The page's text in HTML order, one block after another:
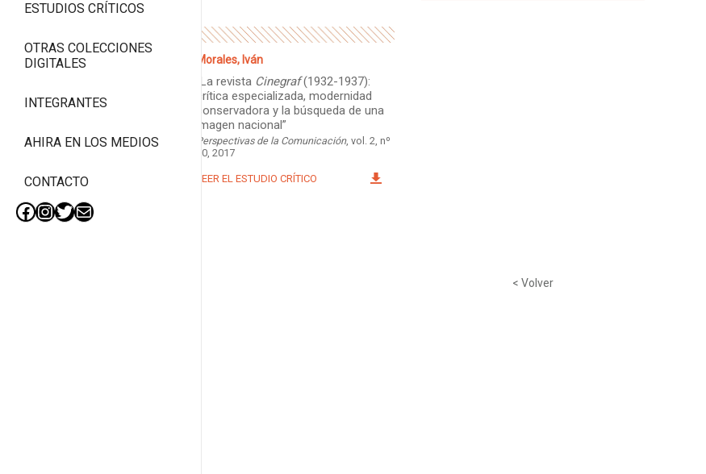
ESTUDIOS CRÍTICOS
OTRAS COLECCIONES
DIGITALES
INTEGRANTES
AHIRA EN LOS MEDIOS
CONTACTO
Facebook
Instagram
Twitter
Mail
Morales, Iván
“La revista Cinegraf(1932-1937):
crítica especializada, modernidad
conservadora y la búsqueda de una
imagen nacional”
Perspectivas de la Comunicación, vol. 2, nº
10, 2017
LEER EL ESTUDIO CRÍTICO
< Volver